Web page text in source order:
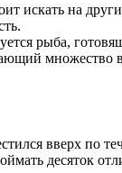
искать на
рыба,
множество
вверх по
десяток